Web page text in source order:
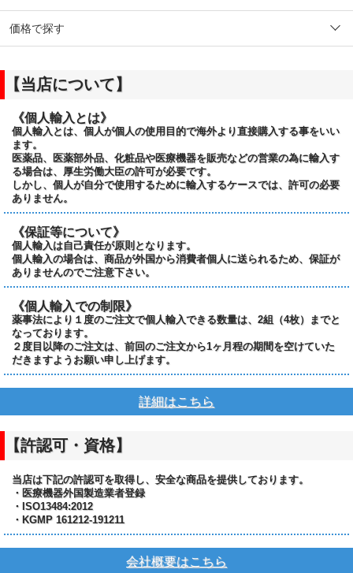
価格で探す
【当店について】
《個人輸入とは》
個人輸入とは、個人が個人の使用目的で海外より直接購入する事をいい
ます。
医薬品、医薬部外品、化粧品や医療機器を販売などの営業の為に輸入す
る場合は、厚生労働大臣の許可が必要です。
しかし、個人が自分で使用するために輸入するケースでは、許可の必要
ありません。
《保証等について》
個人輸入は自己責任が原則となります。
個人輸入の場合は、商品が外国から消費者個人に送られるため、保証が
ありませんのでご注意下さい。
《個人輸入での制限》
薬事法により１度のご注文で個人輸入できる数量は、2組（4枚）までと
なっております。
２度目以降のご注文は、前回のご注文から1ヶ月程の期間を空けていた
だきますようお願い申し上げます。
詳細はこちら
【許認可・資格】
当店は下記の許認可を取得し、安全な商品を提供しております。
・医療機器外国製造業者登録
・ISO13484:2012
・KGMP 161212-191211
会社概要はこちら